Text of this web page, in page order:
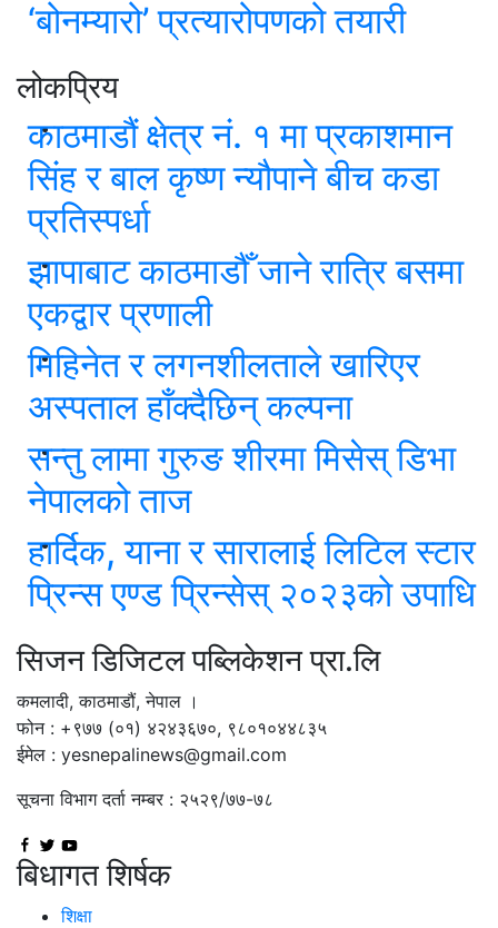
‘बोनम्यारो’ प्रत्यारोपणको तयारी
लोकप्रिय
काठमाडौं क्षेत्र नं. १ मा प्रकाशमान
सिंह र बाल कृष्ण न्यौपाने बीच कडा
प्रतिस्पर्धा
झापाबाट काठमाडौँ जाने रात्रि बसमा
एकद्वार प्रणाली
मिहिनेत र लगनशीलताले खारिएर
अस्पताल हाँक्दैछिन् कल्पना
सन्तु लामा गुरुङ शीरमा मिसेस् डिभा
नेपालको ताज
हार्दिक, याना र सारालाई लिटिल स्टार
प्रिन्स एण्ड प्रिन्सेस् २०२३को उपाधि
सिजन डिजिटल पब्लिकेशन प्रा.लि
कमलादी, काठमाडौं, नेपाल ।
फोन : +९७७ (०१) ४२४३६७०, ९८०१०४४८३५
ईमेल : yesnepalinews@gmail.com
सूचना विभाग दर्ता नम्बर : २५२९/७७-७८
बिधागत शिर्षक
शिक्षा